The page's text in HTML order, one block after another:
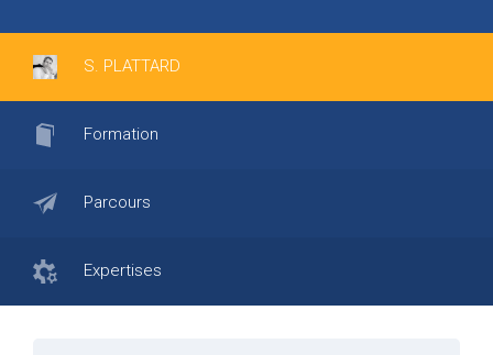
S. PLATTARD
Formation
Parcours
Expertises